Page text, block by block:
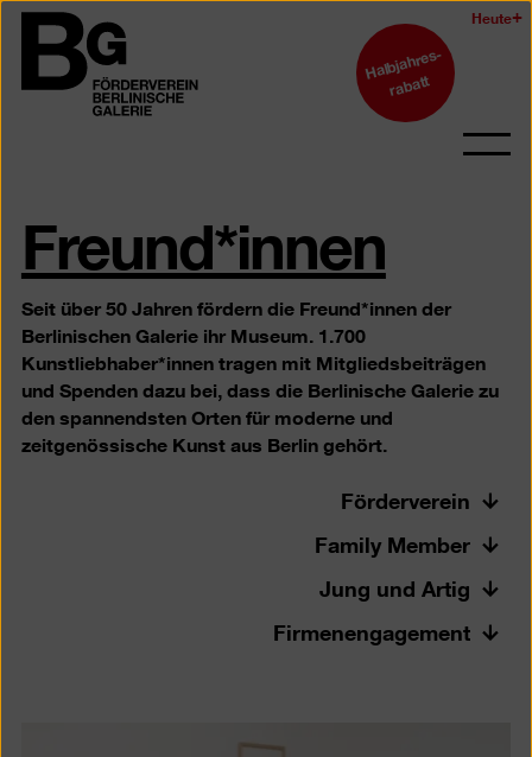
Zum
Seiteninhalt
springen
Berlinischen
Galerie
Heute
Halbjahres-
rabatt
Freund*innen
Seit über 50 Jahren fördern die Freund*innen der
Berlinischen Galerie ihr Museum. 1.700
Kunstliebhaber*innen tragen mit Mitgliedsbeiträgen
und Spenden dazu bei, dass die Berlinische Galerie zu
den spannendsten Orten für moderne und
zeitgenössische Kunst aus Berlin gehört.
Förderverein
Family Member
Jung und Artig
Firmenengagement